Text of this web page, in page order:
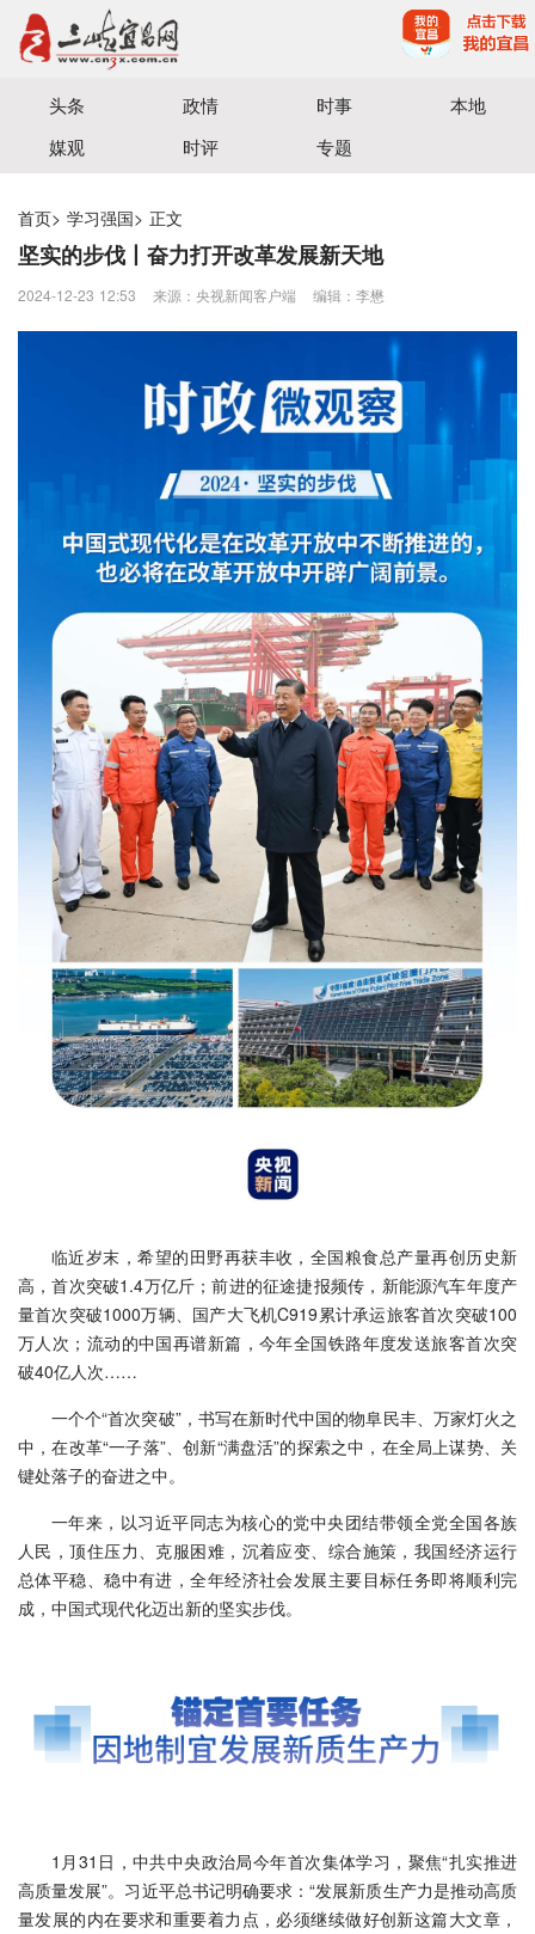
宜昌三峡融媒体中心主办
头条 政情 时事
本地
媒观
时评 专题
首页> 学习强国> 正文
坚实的步伐丨奋力打开改革发展新天地
2024-12-23 12:53 来源：央视新闻客户端 编辑：李懋
临近岁末，希望的田野再获丰收，全国粮食总产量再创历史新
高，首次突破1.4万亿斤；前进的征途捷报频传，新能源汽车年度产
量首次突破1000万辆、国产大飞机C919累计承运旅客首次突破100
万人次；流动的中国再谱新篇，今年全国铁路年度发送旅客首次突
破40亿人次……
一个个“首次突破”，书写在新时代中国的物阜民丰、万家灯火之
中，在改革“一子落”、创新“满盘活”的探索之中，在全局上谋势、关
键处落子的奋进之中。
一年来，以习近平同志为核心的党中央团结带领全党全国各族
人民，顶住压力、克服困难，沉着应变、综合施策，我国经济运行
总体平稳、稳中有进，全年经济社会发展主要目标任务即将顺利完
成，中国式现代化迈出新的坚实步伐。
1月31日，中共中央政治局今年首次集体学习，聚焦“扎实推进
高质量发展”。习近平总书记明确要求：“发展新质生产力是推动高质
量发展的内在要求和重要着力点，必须继续做好创新这篇大文章，